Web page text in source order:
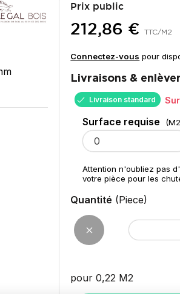
Prix public
212,86 € TTC/M2
Connectez-vous pour
Livraisons &
Livraison standard
Surface requise
Attention n'oubliez pas
votre pièce pour les
Quantité (Piece)
pour 0,22 M2